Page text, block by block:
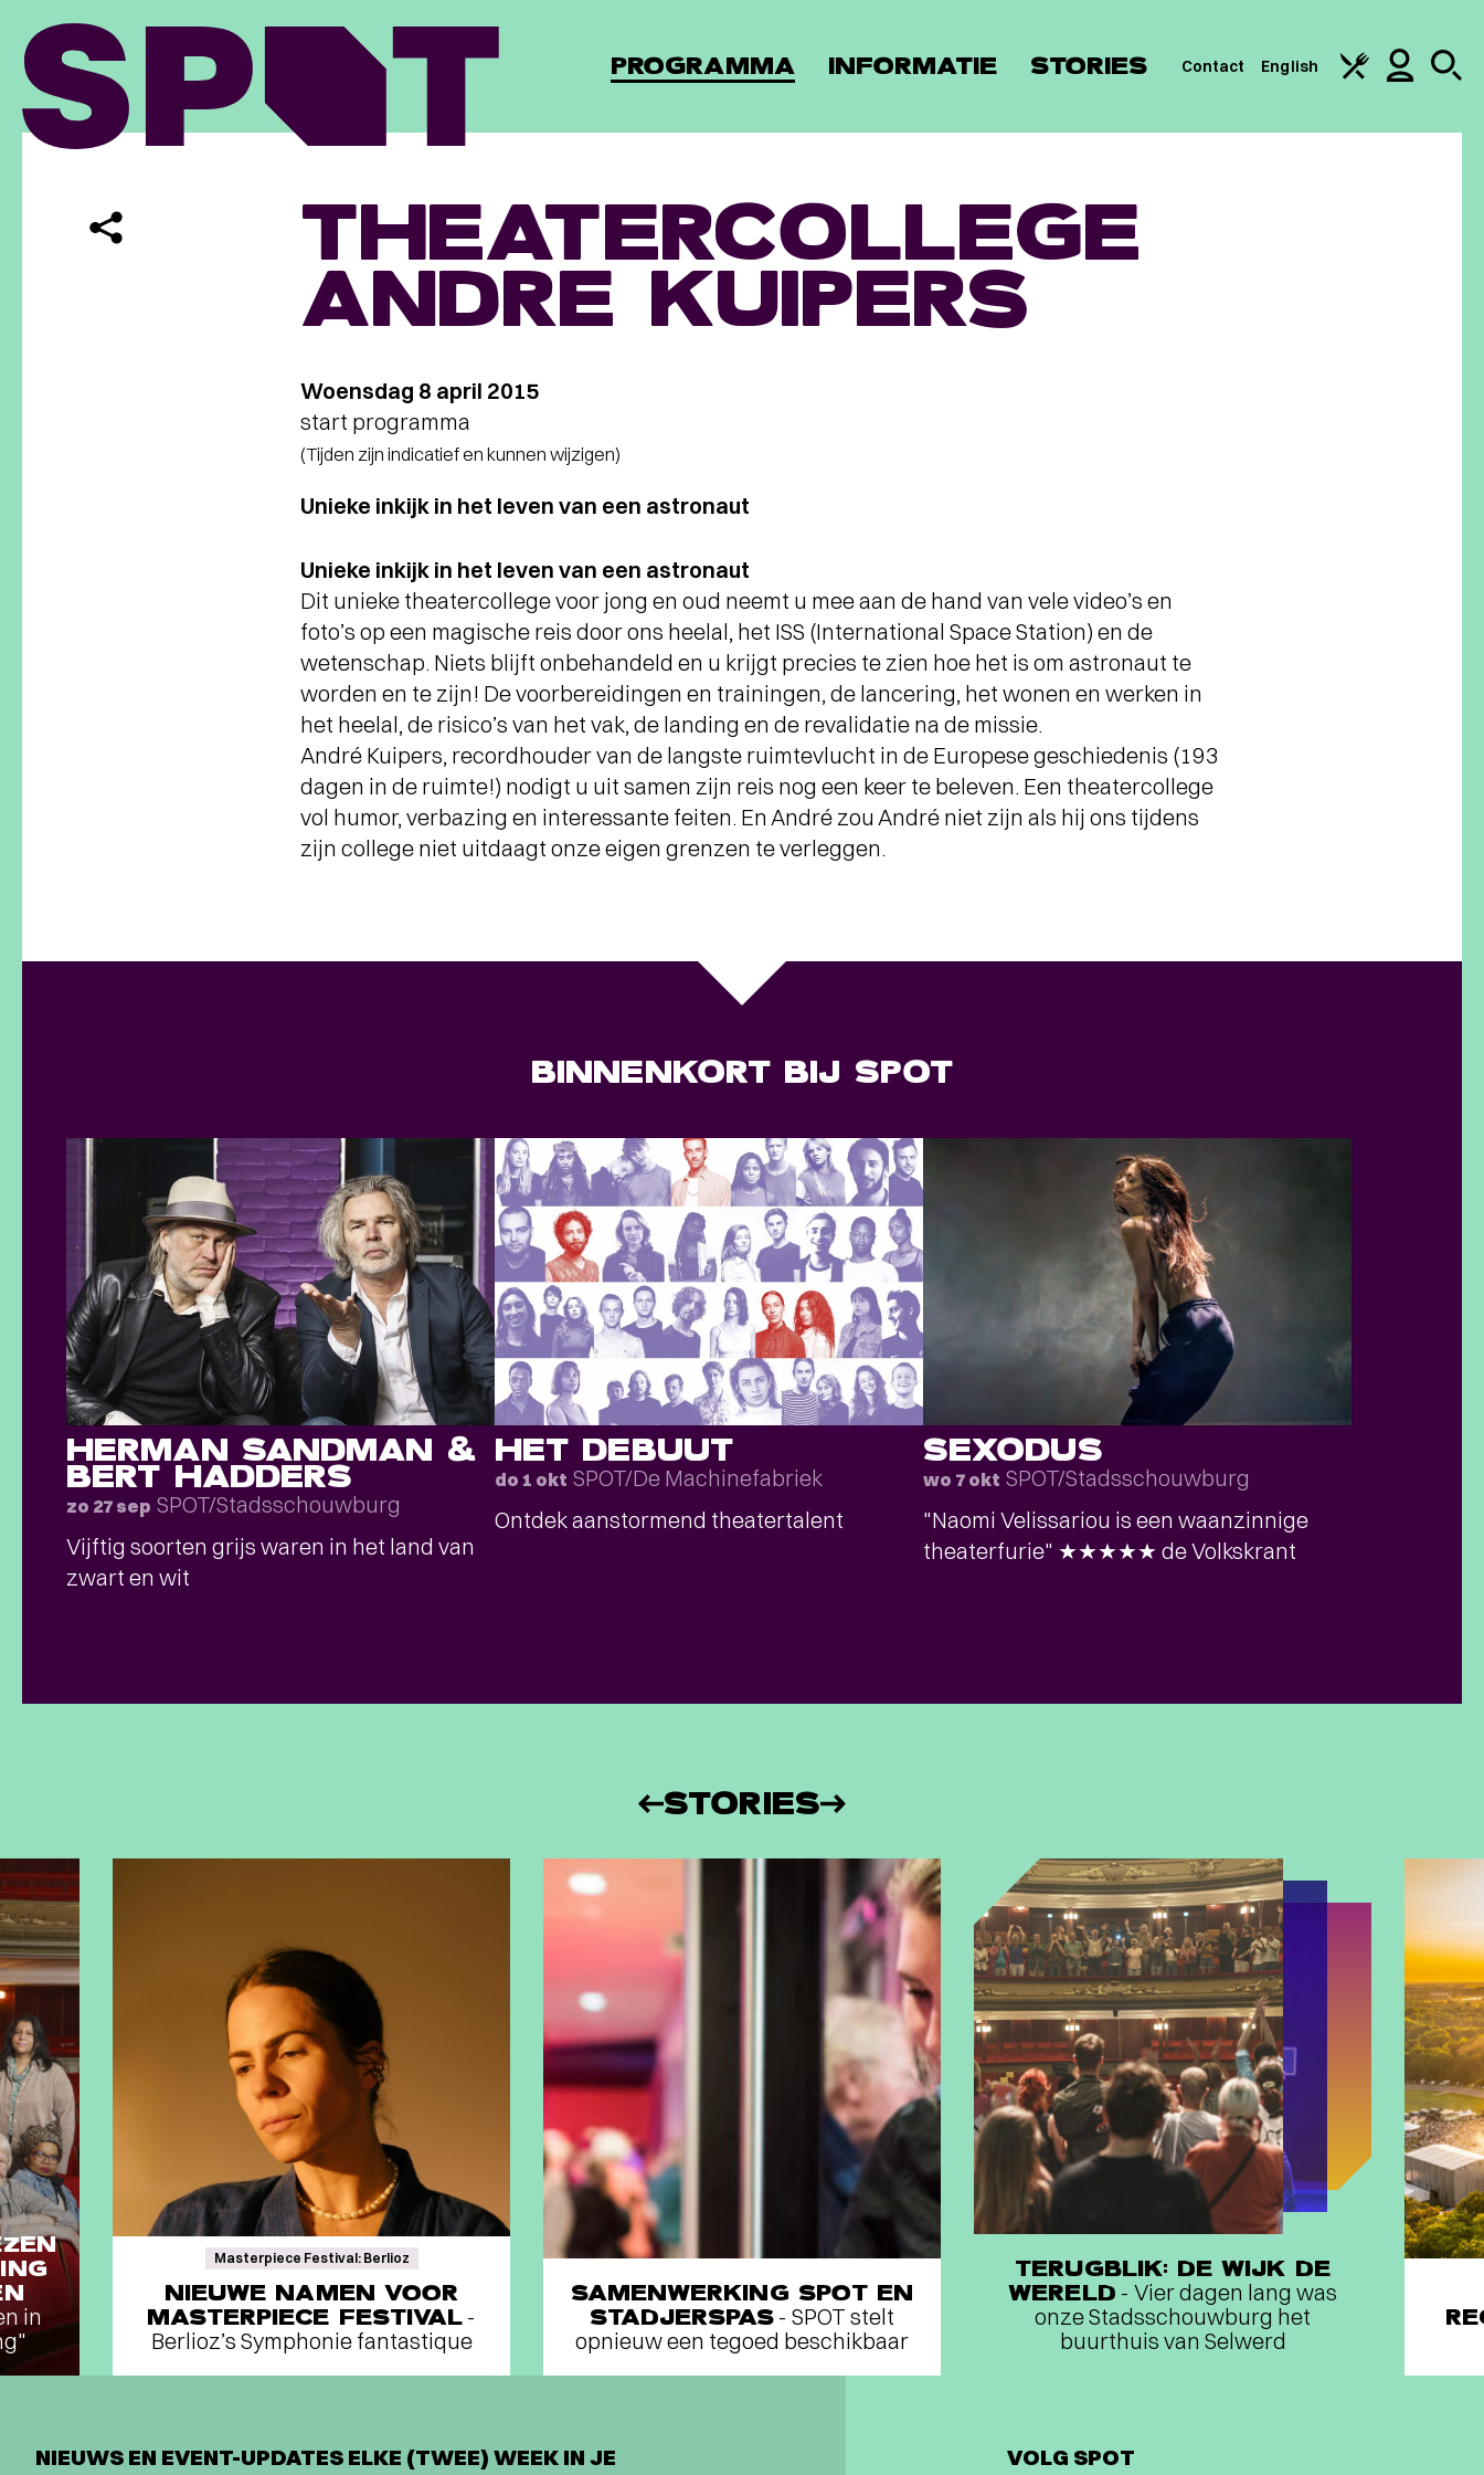
PROGRAMMA INFORMATIE STORIES Contact English
THEATERCOLLEGE
ANDRE KUIPERS
Woensdag 8 april 2015
start programma
(Tijden zijn indicatief en kunnen wijzigen)
Unieke inkijk in het leven van een astronaut
Unieke inkijk in het leven van een astronaut
Dit unieke theatercollege voor jong en oud neemt u mee aan de hand van vele video’s en
foto’s op een magische reis door ons heelal, het ISS (International Space Station) en de
wetenschap. Niets blijft onbehandeld en u krijgt precies te zien hoe het is om astronaut te
worden en te zijn! De voorbereidingen en trainingen, de lancering, het wonen en werken in
het heelal, de risico’s van het vak, de landing en de revalidatie na de missie.
André Kuipers, recordhouder van de langste ruimtevlucht in de Europese geschiedenis (193
dagen in de ruimte!) nodigt u uit samen zijn reis nog een keer te beleven. Een theatercollege
vol humor, verbazing en interessante feiten. En André zou André niet zijn als hij ons tijdens
zijn college niet uitdaagt onze eigen grenzen te verleggen.
BINNENKORT BIJ SPOT
HERMAN SANDMAN &
BERT HADDERS
zo 27 sep SPOT/Stadsschouwburg
Vijftig soorten grijs waren in het land van
zwart en wit
HET DEBUUT
do 1 okt SPOT/De Machinefabriek
Ontdek aanstormend theatertalent
SEXODUS
wo 7 okt SPOT/Stadsschouwburg
"Naomi Velissariou is een waanzinnige
theaterfurie" ★★★★★ de Volkskrant
STORIES
in
Masterpiece Festival: Berlioz
NIEUWE NAMEN VOOR
MASTERPIECE FESTIVAL -
Berlioz’s Symphonie fantastique
SAMENWERKING SPOT EN
STADJERSPAS - SPOT stelt
opnieuw een tegoed beschikbaar
TERUGBLIK: DE WIJK DE
WERELD - Vier dagen lang was
onze Stadsschouwburg het
buurthuis van Selwerd
NIEUWS EN EVENT-UPDATES ELKE (TWEE) WEEK IN JE
VOLG SPOT